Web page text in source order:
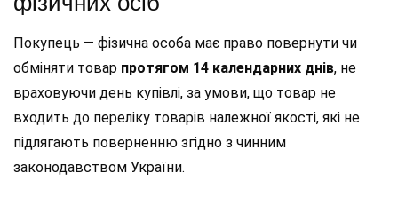
Покупець — фізична особа має право повернути чи
обміняти товар протягом 14 календарних днів, не
враховуючи день купівлі, за умови, що товар не
входить до переліку товарів належної якості, які не
підлягають поверненню згідно з чинним
законодавством України.